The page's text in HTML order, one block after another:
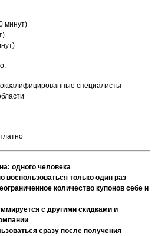
минут)
специалисты
одного человека
только один раз
количество купонов себе и
с другими скидками и
сразу после получения